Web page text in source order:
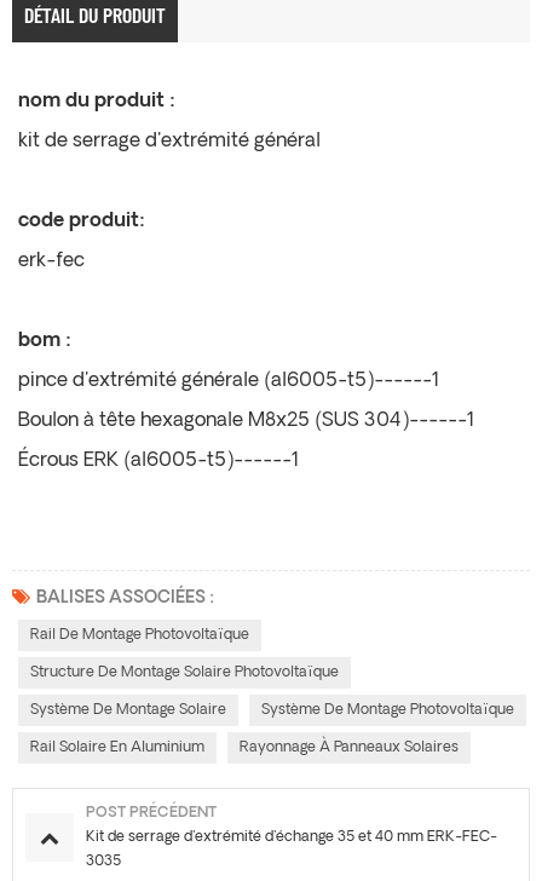
DÉTAIL DU PRODUIT
nom du produit :
kit de serrage d'extrémité général
code produit:
erk-fec
bom :
pince d'extrémité générale (al6005-t5)------1
Boulon à tête hexagonale M8x25 (SUS 304)------1
Écrous ERK (al6005-t5)------1
BALISES ASSOCIÉES :
Rail De Montage Photovoltaïque
Structure De Montage Solaire Photovoltaïque
Système De Montage Solaire Système De Montage Photovoltaïque
Rail Solaire En Aluminium Rayonnage À Panneaux Solaires
POST PRÉCÉDENT
Kit de serrage d'extrémité d'échange 35 et 40 mm ERK-FEC-
3035